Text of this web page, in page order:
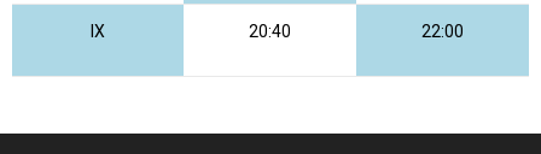
IX 20:40 22:00